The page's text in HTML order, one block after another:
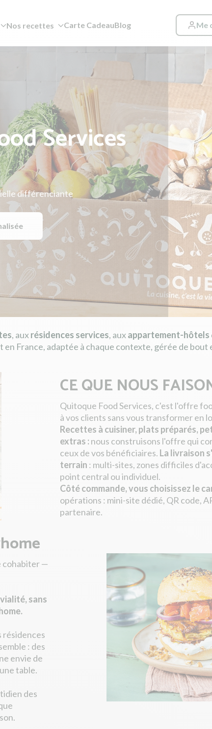
Nos recettes Carte CadeauBlog Me
Services
différenciante
, auxrésidences services, auxappartement-hôtels
France, adaptée à chaque contexte, gérée de bout
CE QUE NOUS
Quitoque Food Services, c'est l'offre
à vos clients sans vous transformer en
Recettes à cuisiner, plats préparés,
extras : nous construisons l'offre qui
ceux de vos bénéficiaires. La livraison
terrain : multi-sites, zones difficiles
point central ou individuel.
Côté commande, vous choisissez le
opérations : mini-site dédié, QR code,
partenaire.
cohabiter —
sans
résidences
: des
envie de
table.
des